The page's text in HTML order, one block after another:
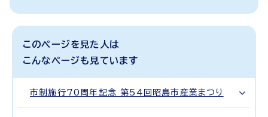
このページを見た人は
こんなページも見ています
市制施行70周年記念 第54回昭島市産業まつり